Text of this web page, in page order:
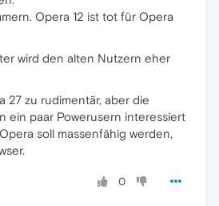
Opera 12 ist tot für Opera
wird den alten Nutzern eher
27 zu rudimentär, aber die
ein paar Powerusern interessiert
soll massenfähig werden,
0